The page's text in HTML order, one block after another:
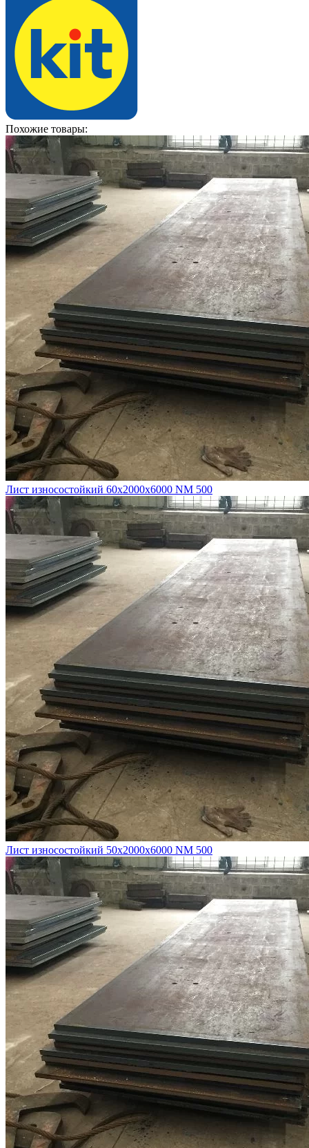
Похожие товары:
Лист износостойкий 60х2000х6000 NM 500
Лист износостойкий 50х2000х6000 NM 500